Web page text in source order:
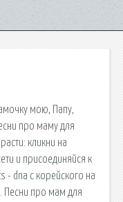
мою, Папу,
про маму для
кликни на
и присоединяйся к
- dna с корейского на
Песни про мам для